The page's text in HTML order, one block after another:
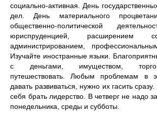
социально-активная. День
дел. День материального
общественно-политической
юриспруденцией, расширением
администрированием,
Изучайте иностранные языки.
с деньгами, имуществом,
путешествовать. Любым проблемам в
давать развиваться, нужно их гасить
себя брать лидерство. В четверг не надо
понедельника, среды и субботы.